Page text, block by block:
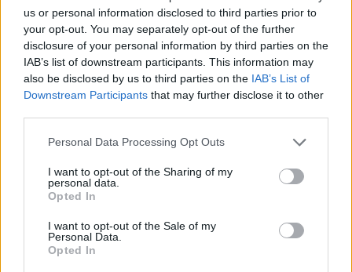
us or personal information disclosed to third parties prior to
your opt-out. You may separately opt-out of the further
disclosure of your personal information by third parties on the
IAB’s list of downstream participants. This information may
also be disclosed by us to third parties on the IAB’s List of
Downstream Participants that may further disclose it to other
Personal Data Processing Opt Outs
I want to opt-out of the Sharing of my
personal data.
Opted In
I want to opt-out of the Sale of my
Personal Data.
Opted In
Télécharger légalement les MP3 sur
Télécharger légalement les MP3 ou trouver le CD sur
Trouver des vinyles et des CD sur
Trouver un instrument de musique ou une partition au
meilleur prix sur
Paroles + Traduction Téléchargement
Vidéos
Commentaires
Los Ojos Tristes»